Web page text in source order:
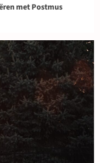
met Postmus